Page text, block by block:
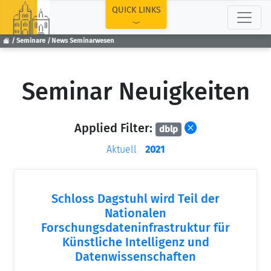
Seminare News Seminarwesen
QUICK LINKS
Seminar Neuigkeiten
Applied Filter: dblp
Aktuell 2021
Schloss Dagstuhl wird Teil der
Nationalen
Forschungsdateninfrastruktur für
Künstliche Intelligenz und
Datenwissenschaften